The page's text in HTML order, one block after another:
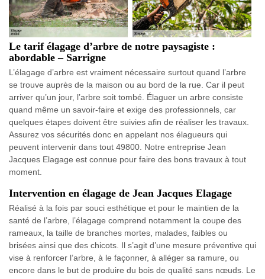
Le tarif élagage d’arbre de notre paysagiste :
abordable – Sarrigne
L’élagage d’arbre est vraiment nécessaire surtout quand l’arbre
se trouve auprès de la maison ou au bord de la rue. Car il peut
arriver qu’un jour, l’arbre soit tombé. Élaguer un arbre consiste
quand même un savoir-faire et exige des professionnels, car
quelques étapes doivent être suivies afin de réaliser les travaux.
Assurez vos sécurités donc en appelant nos élagueurs qui
peuvent intervenir dans tout 49800. Notre entreprise Jean
Jacques Elagage est connue pour faire des bons travaux à tout
moment.
Intervention en élagage de Jean Jacques Elagage
Réalisé à la fois par souci esthétique et pour le maintien de la
santé de l’arbre, l’élagage comprend notamment la coupe des
rameaux, la taille de branches mortes, malades, faibles ou
brisées ainsi que des chicots. Il s’agit d’une mesure préventive qui
vise à renforcer l’arbre, à le façonner, à alléger sa ramure, ou
encore dans le but de produire du bois de qualité sans nœuds. Le